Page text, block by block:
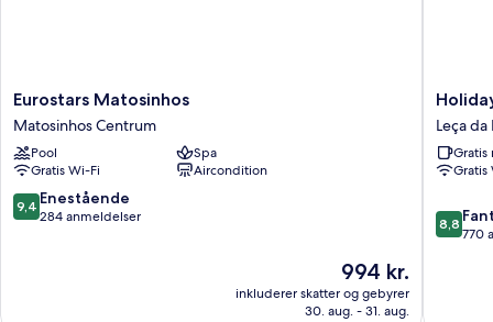
Eurostars
Matosinhos
Matosinhos
Centrum
Eurostars Matosinhos
Matosinhos Centrum
Pool
Spa
Gratis Wi-Fi
Aircondition
9.4
ud
9,4 Enestående
284 anmeldelser
Prisen
er
994 kr.
994 kr.
inkluderer skatter og gebyrer
30. aug. - 31. aug.
Holiday
Inn
Express
Porto
-
by
IHG
Leça da
Gratis
Gratis
8.8
ud
8,8
770